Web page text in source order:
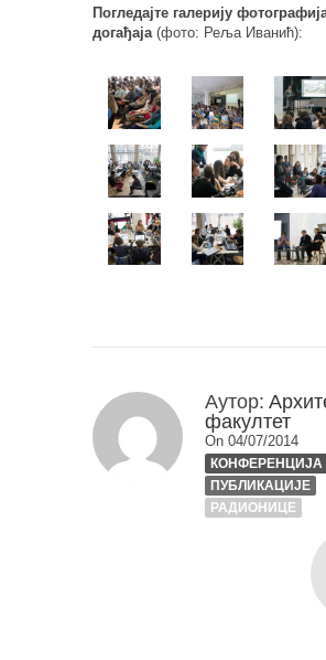
Погледајте галерију
догађаја(фото: Реља Иванић):
Аутор:
факултет
On 04/07/2014
КОНФЕРЕНЦИЈА
ПУБЛИКАЦИЈЕ
РАДИОНИЦЕ